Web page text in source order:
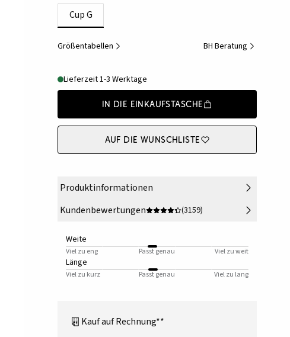
Cup G
Größentabellen BH Beratung
Lieferzeit 1-3 Werktage
In die Einkaufstasche
Auf die Wunschliste
Produktinformationen
Kundenbewertungen
(3159)
Weite
Viel zu eng Passt genau Viel zu weit
Länge
Viel zu kurz Passt genau Viel zu lang
Kauf auf Rechnung**